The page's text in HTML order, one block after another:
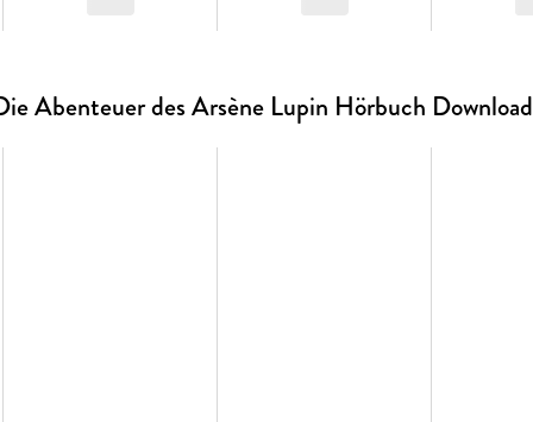
Abenteuer des Arsène Lupin Hörbuch